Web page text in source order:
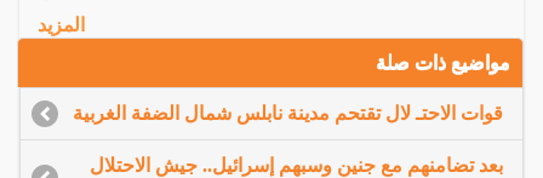
المزيد
مواضيع ذات صلة
قوات الاحتـ لال تقتحم مدينة نابلس شمال الضفة الغربية
بعد تضامنهم مع جنين وسبهم إسرائيل.. جيش الاحتلال